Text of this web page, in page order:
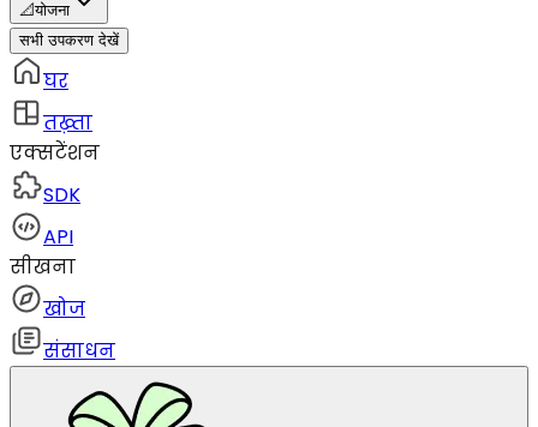
📐योजना
सभी उपकरण देखें
घर
तख़्ता
एक्सटेंशन
SDK
API
सीखना
खोज
संसाधन